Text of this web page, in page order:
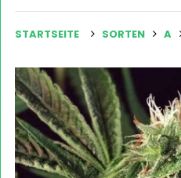
STARTSEITE SORTEN A